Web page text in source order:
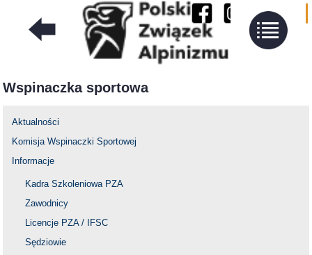
Wspinaczka sportowa
Aktualności
Komisja Wspinaczki Sportowej
Informacje
Kadra Szkoleniowa PZA
Zawodnicy
Licencje PZA / IFSC
Sędziowie